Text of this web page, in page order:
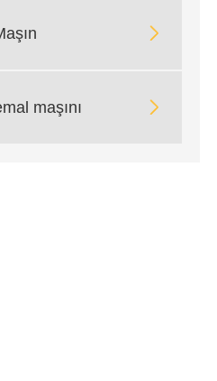

maşını 